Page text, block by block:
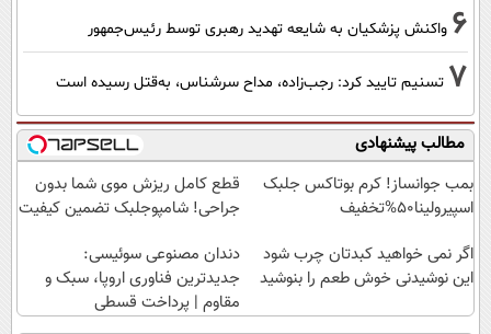
6 واکنش پزشکیان به شایعه تهدید رهبری توسط رئیس‌جمهور
7 تسنیم تایید کرد: رجب‌زاده، مداح سرشناس، به‌قتل رسیده است
مطالب پیشنهادی
بمب جوانساز! کرم بوتاکس جلبک
اسپیرولینا50%تخفیف
قطع کامل ریزش موی شما بدون
جراحی! شامپوجلبک تضمین کیفیت
اگر نمی خواهید کبدتان چرب شود
این نوشیدنی خوش طعم را بنوشید
دندان مصنوعی سوئیسی:
جدیدترین فناوری اروپا، سبک و
مقاوم | پرداخت قسطی